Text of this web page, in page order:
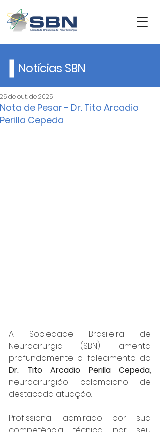
Notícias SBN
Nota de Pesar - Dr. Tito Arcadio
Perilla Cepeda
25 de out. de 2025
A Sociedade Brasileira de
Neurocirurgia (SBN) lamenta
Dr. Tito Arcadio Perilla Cepeda,
neurocirurgião colombiano de
destacada atuação.
Profissional admirado por sua